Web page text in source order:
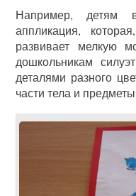
Например, детям
аппликация,
развивает мелкую
дошкольникам
деталями разного
части тела и